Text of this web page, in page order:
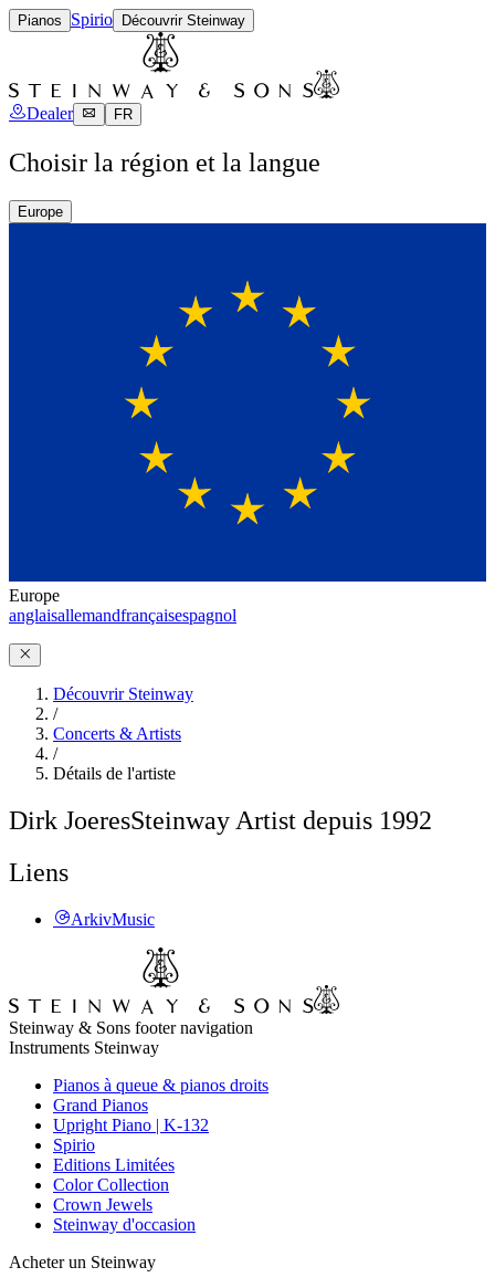
Pianos Spirio Découvrir Steinway
Dealer FR
Choisir la région et la langue
Europe
Europe
anglaisallemandfrançaisespagnol
Découvrir Steinway
/
Concerts & Artists
/
Détails de l'artiste
Dirk JoeresSteinway Artist depuis 1992
Liens
ArkivMusic
Steinway & Sons footer navigation
Instruments Steinway
Pianos à queue & pianos droits
Grand Pianos
Upright Piano | K-132
Spirio
Editions Limitées
Color Collection
Crown Jewels
Steinway d'occasion
Acheter un Steinway